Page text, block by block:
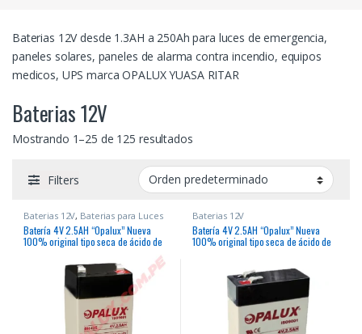
Baterias 12V desde 1.3AH a 250Ah para luces de emergencia,
paneles solares, paneles de alarma contra incendio, equipos
medicos, UPS marca OPALUX YUASA RITAR
Baterias 12V
Mostrando 1–25 de 125 resultados
Filters
Baterias 12V, Baterias para Luces
de Emergencia
Batería 4V 2.5AH “Opalux” Nueva
100% original tipo seca de ácido de
9101, balanzas y otros
Baterias 12V
Batería 4V 2.5AH “Opalux” Nueva
100% original tipo seca de ácido de